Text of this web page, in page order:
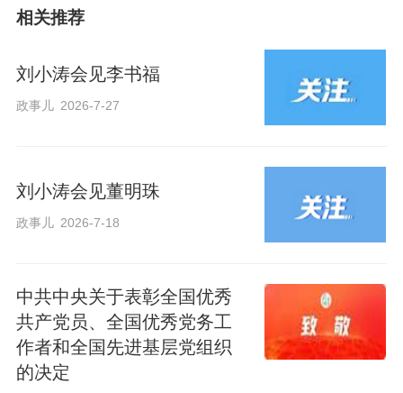
相关推荐
刘小涛会见李书福
政事儿 2026-7-27
刘小涛会见董明珠
政事儿 2026-7-18
中共中央关于表彰全国优秀
共产党员、全国优秀党务工
作者和全国先进基层党组织
的决定